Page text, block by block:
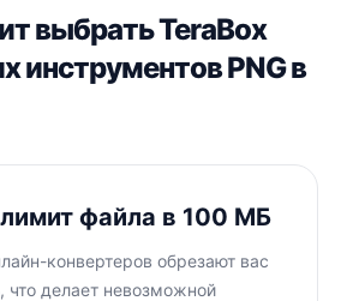
выбрать TeraBox
инструментов PNG в
файла в 100 МБ
конвертеров обрезают вас
что делает невозможной